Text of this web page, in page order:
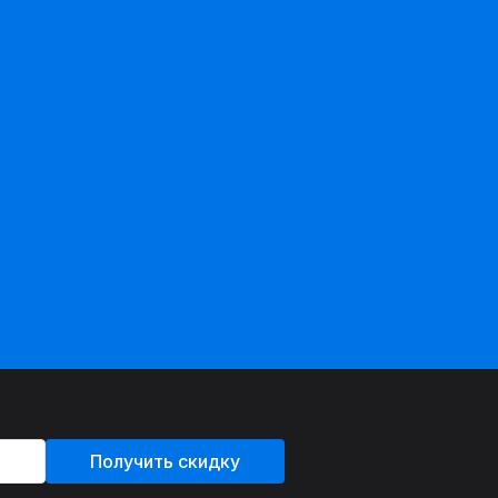
Получить скидку